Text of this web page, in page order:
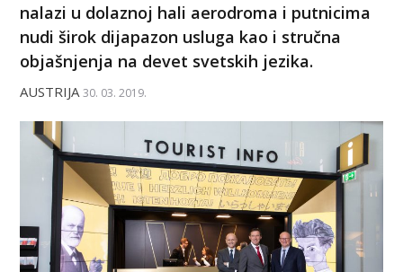
nalazi u dolaznoj hali aerodroma i putnicima
nudi širok dijapazon usluga kao i stručna
objašnjenja na devet svetskih jezika.
AUSTRIJA 30. 03. 2019.